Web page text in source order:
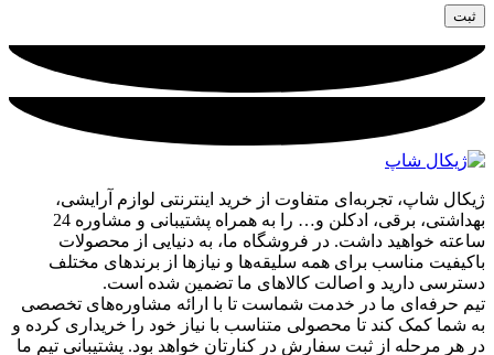
ژیکال شاپ، تجربه‌ای متفاوت از خرید اینترنتی لوازم آرایشی،
بهداشتی، برقی، ادکلن و… را به همراه پشتیبانی و مشاوره 24
ساعته خواهید داشت. در فروشگاه ما، به دنیایی از محصولات
باکیفیت مناسب برای همه سلیقه‌ها و نیازها از برندهای مختلف
دسترسی دارید و اصالت کالاهای ما تضمین شده است.
تیم حرفه‌ای ما در خدمت شماست تا با ارائه مشاوره‌های تخصصی
به شما کمک کند تا محصولی متناسب با نیاز خود را خریداری کرده و
در هر مرحله از ثبت سفارش در کنارتان خواهد بود. پشتیبانی تیم ما